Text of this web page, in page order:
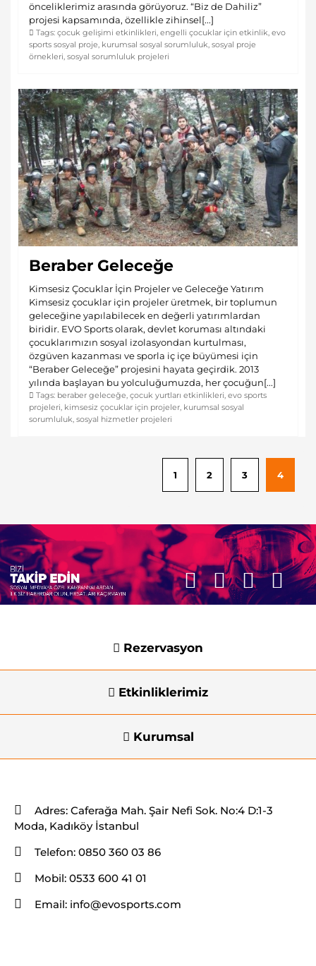
önceliklerimiz arasında görüyoruz. “Biz de Dahiliz”
projesi kapsamında, özellikle zihinsel[...]
Tags: çocuk gelişimi etkinlikleri, engelli çocuklar için etkinlik, evo
sports sosyal proje, kurumsal sosyal sorumluluk, sosyal proje
örnekleri, sosyal sorumluluk projeleri
Beraber Geleceğe
Kimsesiz Çocuklar İçin Projeler ve Geleceğe Yatırım
Kimsesiz çocuklar için projeler üretmek, bir toplumun
geleceğine yapılabilecek en değerli yatırımlardan
biridir. EVO Sports olarak, devlet koruması altındaki
çocuklarımızın sosyal izolasyondan kurtulması,
özgüven kazanması ve sporla iç içe büyümesi için
“Beraber Geleceğe” projesini hayata geçirdik. 2013
yılında başlayan bu yolculuğumuzda, her çocuğun[...]
Tags: beraber geleceğe, çocuk yurtları etkinlikleri, evo sports
projeleri, kimsesiz çocuklar için projeler, kurumsal sosyal
sorumluluk, sosyal hizmetler projeleri
1 2 3 4
Rezervasyon
Etkinliklerimiz
Kurumsal
Adres: Caferağa Mah. Şair Nefi Sok. No:4 D:1-3
Moda, Kadıköy İstanbul
Telefon: 0850 360 03 86
Mobil: 0533 600 41 01
Email: info@evosports.com